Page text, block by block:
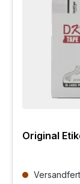
Original